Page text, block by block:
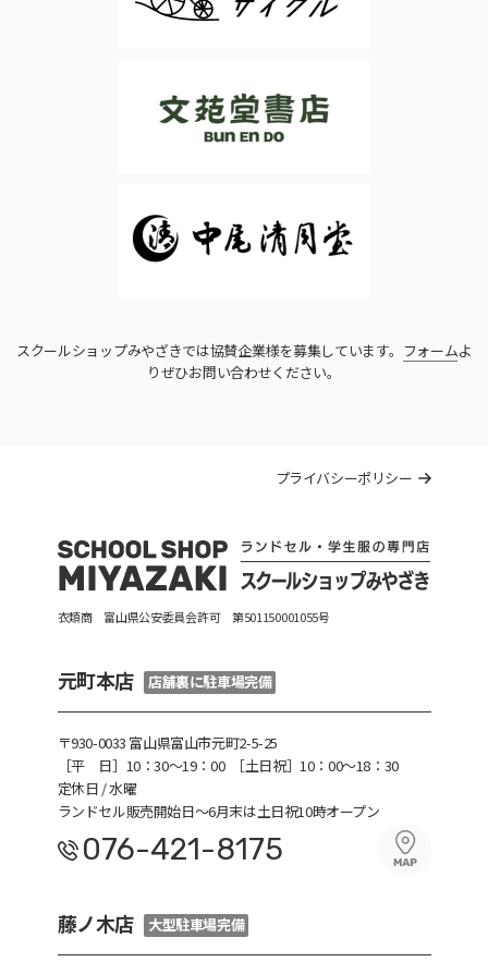
スクールショップみやざきでは協賛企業様を募集しています。 フォームよ
りぜひお問い合わせください。
プライバシーポリシー
衣類商 富山県公安委員会許可 第501150001055号
元町本店 店舗裏に駐車場完備
〒930-0033 富山県富山市元町2-5-25
［平 日］10：30〜19：00
［土日祝］10：00～18：30
定休日 / 水曜
ランドセル販売開始日～6月末は土日祝10時オープン
076-421-8175
藤ノ木店 大型駐車場完備